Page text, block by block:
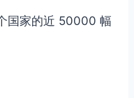
国家的近 50000 幅